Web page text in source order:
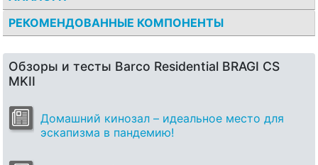
РЕКОМЕНДОВАННЫЕ КОМПОНЕНТЫ
Обзоры и тесты Barco Residential BRAGI CS
MKII
Домашний кинозал – идеальное место для
эскапизма в пандемию!